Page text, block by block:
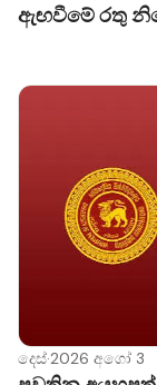
ඇඟවීමේ රතු
දෙස්·2026 අගෝ 3